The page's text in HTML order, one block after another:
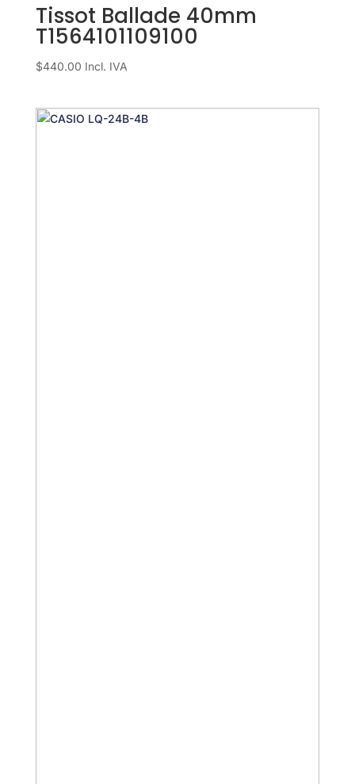
Tissot Ballade 40mm
T1564101109100
$440.00 Incl. IVA